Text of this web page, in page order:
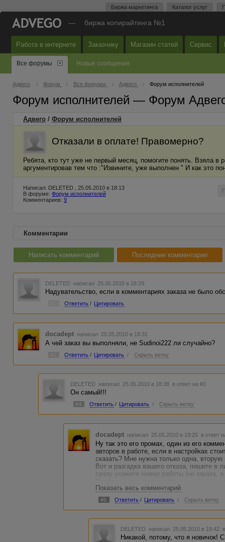
Биржа маркетинга Каталог услуг
— биржа копирайтинга №1
Работа в интернете Заказчику Магазин статей Сервис
Все форумы Новые сообщения
Адвего Форум Все форумы Адвего Форум исполнителей
Форум исполнителей — Форум
Адвего / Форум исполнителей
Отказали в оплате! Правомерно?
Ребята, кто тут уже не первый месяц, помогите понять. Взяла в
аргументировав тем что :"Извините, уже выполнен " И как это
Написал: DELETED , 25.05.2010 в 18:13
В форуме: Форум исполнителей
Комментариев: 9
Комментарии
Написать комментарий Последние комментарии
DELETED написал 25.05.2010 в 18:29
Надувательство, если в комментариях заказа не было
Ответить / Цитировать
docadept написал 25.05.2010 в 18:31
А чей заказ вы выполняли, не Sudinoi222 ли случайно?
Ответить / Цитировать / Скрыть ветку
DELETED написал 25.05.2010 в 18:38 в ответ на #2
Он самый!!!
#4 Ответить / Цитировать / Скрыть ветку
docadept написал 25.05.2010 в 19:25 в ответ
Ну так это его промах, один из его
авторов в работе, если в настройках
сказать? Мне нужна только одна,
Вот и разгадка вашего отказа, пишите в
сразу укажите номер работы (не
никакой, как ни странно...
Показать весь комментарий
#6 Ответить / Цитировать / Скрыть ветку
DELETED написал 25.05.2010 в 19:42
Никакой, потому, что я новичок!